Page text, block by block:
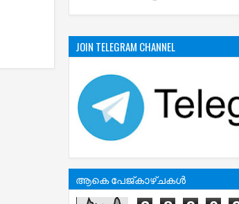
JOIN TELEGRAM CHANNEL
ആകെ പേജ്‌കാഴ്‌ചകള്‍